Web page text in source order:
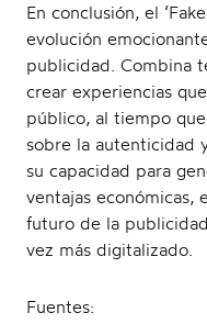
En conclusión, el
evolución
publicidad. Combina
crear experiencias
público, al tiempo
sobre la autenticidad
su capacidad para
ventajas económicas,
futuro de la
vez más digitalizado.
Fuentes: